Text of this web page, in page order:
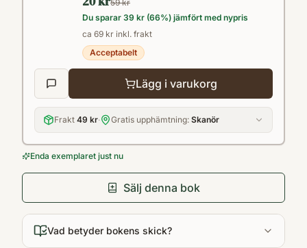
59 kr
Du sparar 39 kr (66%) jämfört med nypris
ca 69 kr inkl. frakt
Acceptabelt
Lägg i varukorg
Frakt 49 kr· Gratis upphämtning: Skanör
Enda exemplaret just nu
Sälj denna bok
Vad betyder bokens skick?